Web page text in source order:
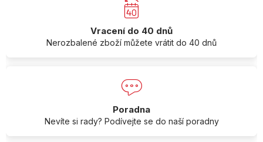
Vracení do 40 dnů
Nerozbalené zboží můžete vrátit do 40 dnů
Poradna
Nevíte si rady? Podívejte se do naší poradny